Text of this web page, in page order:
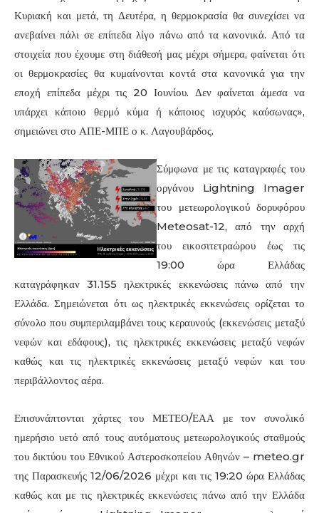
Κυριακή και μετά, τη Δευτέρα, η θερμοκρασία θα συνεχίσει να
ανεβαίνει πάλι σε επίπεδα λίγο πάνω από τα κανονικά. Από τα
στοιχεία που έχουμε στη διάθεσή μας μέχρι σήμερα, φαίνεται ότι
οι θερμοκρασίες θα κυμαίνονται κοντά στα κανονικά για την
εποχή επίπεδα μέχρι τις 20 Ιουνίου. Δεν φαίνεται άμεσα να
υπάρχει κάποιο θερμό κύμα ή κάποιος ισχυρός καύσωνας»,
σημειώνει στο ΑΠΕ-ΜΠΕ ο κ. Λαγουβάρδος.
Σύμφωνα με τις καταγραφές του
οργάνου Lightning Imager
του μετεωρολογικού δορυφόρου
Meteosat-12, από την αρχή
του εικοσιτετραώρου έως τις
19:00 ώρα Ελλάδας
καταγράφηκαν 31.155 ηλεκτρικές εκκενώσεις πάνω από την
Ελλάδα. Σημειώνεται ότι ως ηλεκτρικές εκκενώσεις ορίζεται το
σύνολο που συμπεριλαμβάνει τους κεραυνούς (εκκενώσεις μεταξύ
νεφών και εδάφους), τις ηλεκτρικές εκκενώσεις μεταξύ νεφών
καθώς και τις ηλεκτρικές εκκενώσεις μεταξύ νεφών και του
περιβάλλοντος αέρα.
Επισυνάπτονται χάρτες του ΜΕΤΕΟ/ΕΑΑ με τον συνολικό
ημερήσιο υετό από τους αυτόματους μετεωρολογικούς σταθμούς
του δικτύου του Εθνικού Αστεροσκοπείου Αθηνών – meteo.gr
της Παρασκευής 12/06/2026 μέχρι και τις 19:20 ώρα Ελλάδας
καθώς και με τις ηλεκτρικές εκκενώσεις πάνω από την Ελλάδα